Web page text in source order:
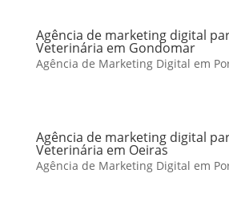
Agência de marketing digital
Veterinária em Gondomar
Agência de Marketing Digital em
Agência de marketing digital
Veterinária em Oeiras
Agência de Marketing Digital em